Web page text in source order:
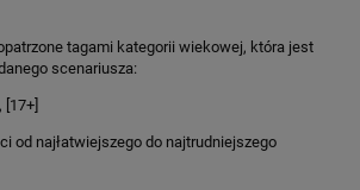
tagami kategorii wiekowej, która jest
scenariusza:
[17+]
od najłatwiejszego do najtrudniejszego